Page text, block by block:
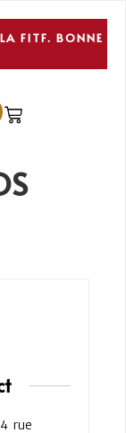
FITF. BONNE
rue